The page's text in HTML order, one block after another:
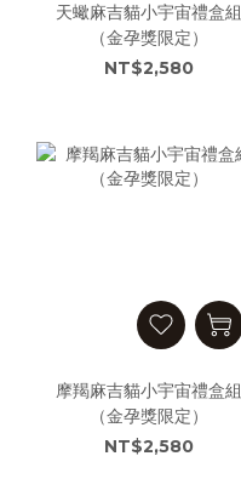
天蠍麻吉貓小宇宙禮盒組
（金孕獎限定）
NT$2,580
摩羯麻吉貓小宇宙禮盒組
（金孕獎限定）
NT$2,580